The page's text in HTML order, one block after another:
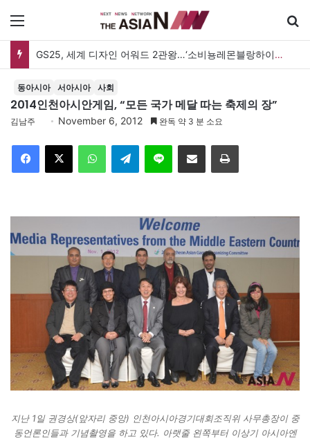
GS25, 세계 디자인 어워드 2관왕…‘소비뇽레몬블랑하이볼’ 디자인 경쟁력 인정
동아시아 서아시아 사회
2014인천아시안게임, “모든 국가 메달 따는 축제의 장”
김남주 November 6, 2012 완독 약 3 분 소요
Telegram 이메일
지난 1일 권경상(앞자리 중앙) 인천아시아경기대회조직위 사무총장이 중
동언론인들과 기념촬영을 하고 있다. 아랫줄 왼쪽부터 이상기 아시아엔